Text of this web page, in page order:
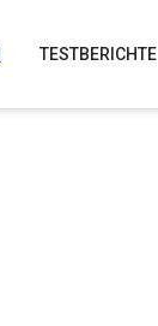
TESTBERICHTE